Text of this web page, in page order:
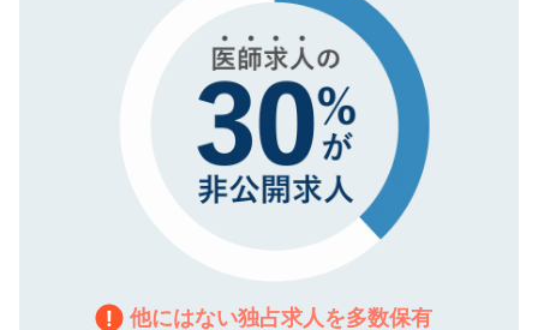
他にはない独占求人を多数保有